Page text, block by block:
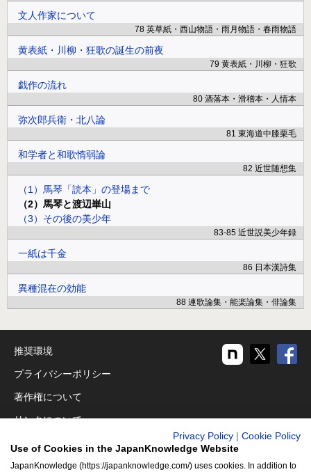
文人作家について
78 英草紙・西山物語・雨月物語・春雨物語
黄表紙・川柳・狂歌の誕生の前夜
79 黄表紙・川柳・狂歌
戯作の流れ
80 酒落本・滑稽本・人情本
弥次郎兵衛・北八論
81 東海道中膝栗毛
和学者と和歌惰弱論
82 近世随想集
（1）馬琴「読本」の登場まで
（2）馬琴と渡辺崋山
（3）その後の美少年
83-85 近世説美少年録
一紙は千金
86 日本漢詩集
異種混在の効能
88 連歌論集・能楽論集・俳論集
推奨環境
プライバシーポリシー
著作権について
リンクについて
免責事項
運営会社
Privacy Policy
Cookie Policy
Use of Cookies in the JapanKnowledge Website
JapanKnowledge (https://japanknowledge.com/) uses cookies. In addition to